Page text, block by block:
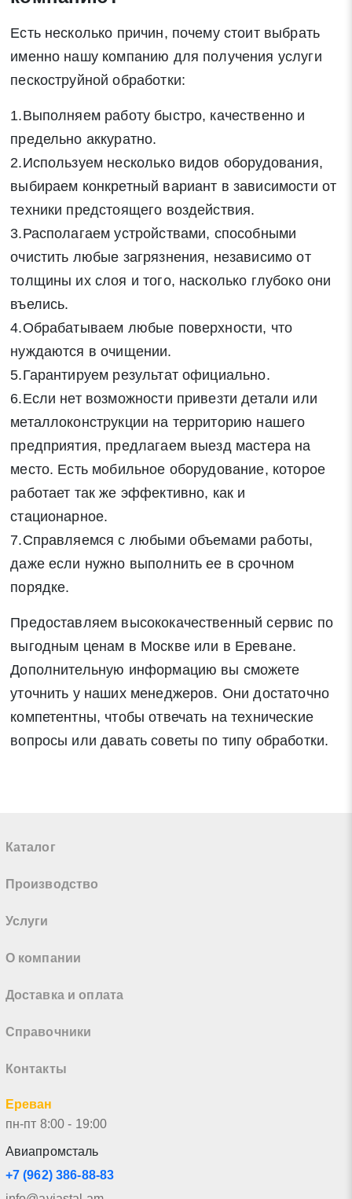
Есть несколько причин, почему стоит выбрать
именно нашу компанию для получения услуги
пескоструйной обработки:
1.Выполняем работу быстро, качественно и
предельно аккуратно.
2.Используем несколько видов оборудования,
выбираем конкретный вариант в зависимости от
техники предстоящего воздействия.
3.Располагаем устройствами, способными
очистить любые загрязнения, независимо от
толщины их слоя и того, насколько глубоко они
въелись.
4.Обрабатываем любые поверхности, что
нуждаются в очищении.
5.Гарантируем результат официально.
6.Если нет возможности привезти детали или
металлоконструкции на территорию нашего
предприятия, предлагаем выезд мастера на
место. Есть мобильное оборудование, которое
работает так же эффективно, как и
стационарное.
7.Справляемся с любыми объемами работы,
даже если нужно выполнить ее в срочном
порядке.
Предоставляем высококачественный сервис по
выгодным ценам в Москве или в Ереване.
Дополнительную информацию вы сможете
уточнить у наших менеджеров. Они достаточно
компетентны, чтобы отвечать на технические
вопросы или давать советы по типу обработки.
Каталог
Производство
Услуги
О компании
Доставка и оплата
Справочники
Контакты
Ереван
пн-пт 8:00 - 19:00
Авиапромсталь
+7 (962) 386-88-83